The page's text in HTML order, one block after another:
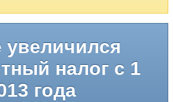
налог с 1
года